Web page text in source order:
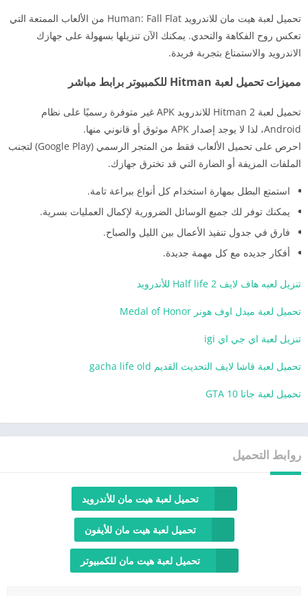
تحميل لعبة هيت مان للاندرويد Human: Fall Flat من الألعاب الممتعة التي
تعكس روح الفكاهة والتحدي. يمكنك الآن تنزيلها بسهولة على جهازك
الاندرويد والاستمتاع بتجربة فريدة.
مميزات تحميل لعبة Hitman للكمبيوتر برابط مباشر
تحميل لعبة Hitman 2 للاندرويد APK غير متوفرة رسميًا على نظام
Android، لذا لا يوجد إصدار APK موثوق أو قانوني منها.
احرص على تحميل الألعاب فقط من المتجر الرسمي (Google Play) لتجنب
الملفات المزيفة أو الضارة التي قد تخترق جهازك.
استمتع البطل بمهارة استخدام كل أنواع ببراعة تامة.
يمكنك توفر لك جميع الوسائل الضرورية لإكمال العمليات بسرية.
فارق في جدول تنفيذ الأعمال بين الليل والصباح.
أفكار جديده مع كل مهمة جديدة.
تنزيل لعبه هاف لايف 2 Half life للأندرويد
تحميل لعبة ميدل اوف هونر Medal of Honor
تنزيل لعبة اي جي اي igi
تحميل لعبة قاشا لايف التحديث القديم gacha life old
تحميل لعبة جاتا 10 GTA
روابط التحميل
تحميل لعبة هيت مان للأندرويد
تحميل لعبة هيت مان للأيفون
تحميل لعبة هيت مان للكمبيوتر